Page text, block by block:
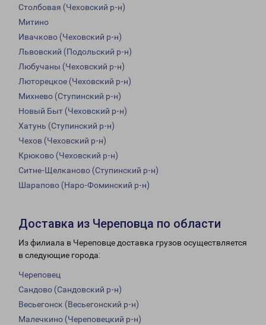
Столбовая (Чеховский р-н)
Митино
Ивачково (Чеховский р-н)
Львовский (Подольский р-н)
Любучаны (Чеховский р-н)
Люторецкое (Чеховский р-н)
Михнево (Ступинский р-н)
Новый Быт (Чеховский р-н)
Хатунь (Ступинский р-н)
Чехов (Чеховский р-н)
Крюково (Чеховский р-н)
Ситне-Щелканово (Ступинский р-н)
Шарапово (Наро-Фоминский р-н)
Доставка из Череповца по области
Из филиала в Череповце доставка грузов осуществляется
в следующие города:
Череповец
Сандово (Сандовский р-н)
Весьегонск (Весьегонский р-н)
Малечкино (Череповецкий р-н)